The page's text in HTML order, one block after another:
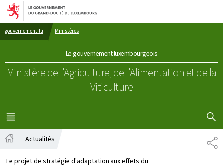
Aller au menu principal
Aller au contenu
gouvernement.lu Ministères
Le gouvernement luxembourgeois
Ministère de l'Agriculture, de l'Alimentation et de la
Viticulture
MENU
PRINCIPAL
Actualités
Le projet de stratégie d'adaptation aux effets du